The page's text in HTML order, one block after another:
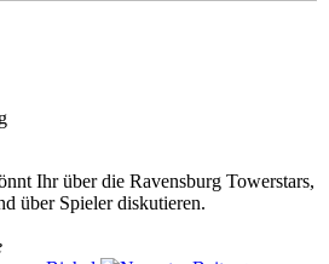
Ihr über die Ravensburg Towerstars,
über Spieler diskutieren.